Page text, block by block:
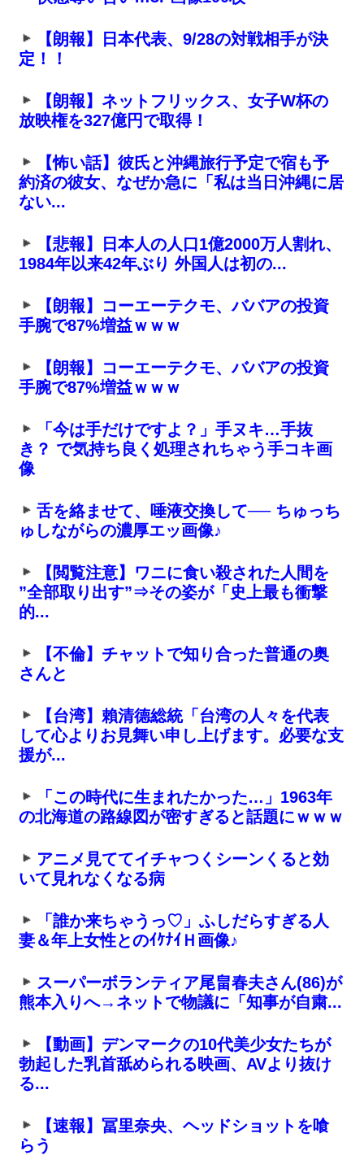
【朗報】日本代表、9/28の対戦相手が決
定！！
【朗報】ネットフリックス、女子W杯の
放映権を327億円で取得！
【怖い話】彼氏と沖縄旅行予定で宿も予
約済の彼女、なぜか急に「私は当日沖縄に居
ない...
【悲報】日本人の人口1億2000万人割れ、
1984年以来42年ぶり 外国人は初の...
【朗報】コーエーテクモ、ババアの投資
手腕で87%増益ｗｗｗ
【朗報】コーエーテクモ、ババアの投資
手腕で87%増益ｗｗｗ
「今は手だけですよ？」手ヌキ…手抜
き？ で気持ち良く処理されちゃう手コキ画
像
舌を絡ませて、唾液交換して── ちゅっち
ゅしながらの濃厚エッ画像♪
【閲覧注意】ワニに食い殺された人間を
”全部取り出す”⇒その姿が「史上最も衝撃
的...
【不倫】チャットで知り合った普通の奥
さんと
【台湾】賴清德総統「台湾の人々を代表
して心よりお見舞い申し上げます。必要な支
援が...
「この時代に生まれたかった…」1963年
の北海道の路線図が密すぎると話題にｗｗｗ
アニメ見ててイチャつくシーンくると効
いて見れなくなる病
「誰か来ちゃうっ♡」ふしだらすぎる人
妻＆年上女性とのｲｹﾅｲＨ画像♪
スーパーボランティア尾畠春夫さん(86)が
熊本入りへ→ネットで物議に「知事が自粛...
【動画】デンマークの10代美少女たちが
勃起した乳首舐められる映画、AVより抜け
る...
【速報】冨里奈央、ヘッドショットを喰
らう